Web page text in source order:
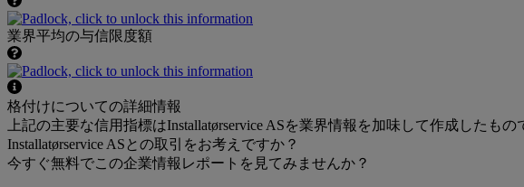
業界平均の与信限度額
格付けについての詳細情報
上記の主要な信用指標はInstallatørservice ASを業界情報を加味して作成したもの
Installatørservice ASとの取引をお考えですか？
今すぐ無料でこの企業情報レポートを見てみませんか？